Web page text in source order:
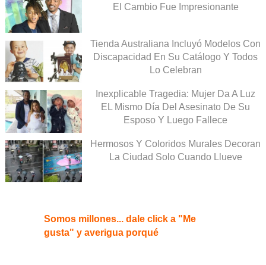
El Cambio Fue Impresionante
Tienda Australiana Incluyó Modelos Con
Discapacidad En Su Catálogo Y Todos
Lo Celebran
Inexplicable Tragedia: Mujer Da A Luz
EL Mismo Día Del Asesinato De Su
Esposo Y Luego Fallece
Hermosos Y Coloridos Murales Decoran
La Ciudad Solo Cuando Llueve
Somos millones... dale click a "Me
gusta" y averigua porqué